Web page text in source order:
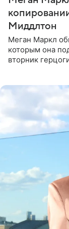
Миддлтон
Меган Маркл
которым она
вторник